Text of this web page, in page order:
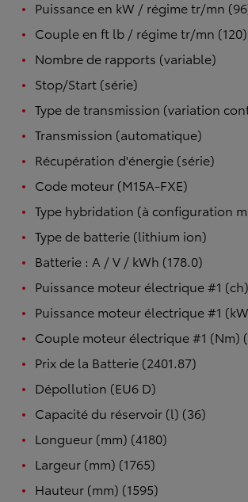
Puissance en kW / régime tr/mn
Couple en ft lb / régime tr/mn (120)
Nombre de rapports (variable)
Stop/Start (série)
Type de transmission (variation
Transmission (automatique)
Récupération d'énergie (série)
Code moteur (M15A-FXE)
Type hybridation (à configuration
Type de batterie (lithium ion)
Batterie : A / V / kWh (178.0)
Puissance moteur électrique #1
Puissance moteur électrique #1
Couple moteur électrique #1 (Nm)
Prix de la Batterie (2401.87)
Dépollution (EU6 D)
Capacité du réservoir (l) (36)
Longueur (mm) (4180)
Largeur (mm) (1765)
Hauteur (mm) (1595)